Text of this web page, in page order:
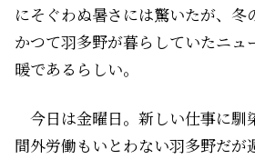
にそぐわぬ暑さには驚いたが、冬
かつて羽多野が暮らしていたニュ
暖であるらしい。
今日は金曜日。新しい仕事に馴
間外労働もいとわない羽多野だが